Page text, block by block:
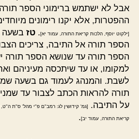
אבל לא ישתמש ברימוני הספר
ההפטרות, אלא יקנו רימונים
[ילקוט יוסף, הלכות קריאת התורה, עמוד יא]. טז בשעה
הספר תורה אל התיבה, צריכים
הספר תורה עד שנושא הספר תורה
למקומו, או עד שיתכסה מעיניהם
לשבת. והמנהג לעמוד גם בשעה
תורה להראות הכתב לצבור עד
על התיבה.
[גמ' קידושין לג: רמב"ם פ"י מהל' ס"ת ה"ט,
קריאת התורה, עמוד יב].